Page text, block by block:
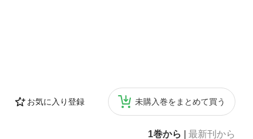
お気に入り登録 未購入巻をまとめて買う
1巻から 最新刊から